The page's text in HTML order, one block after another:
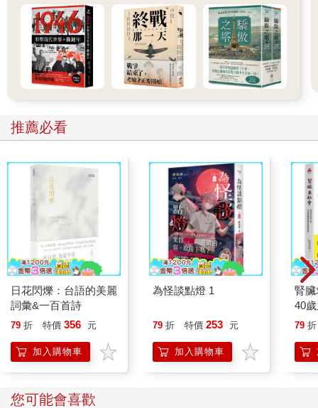
我的筷子夾起碗中冒著熱氣的粄條，南臺灣的粄條也被稱為面帕
粄，正如字面意思，麵條如「面帕」（mièn-pà，手帕）般薄。一
直以來面對窮困與流浪的客家人不得不在生活條件嚴峻的地區生
活，職是之故鮮少有機會品嘗生鮮食品，從屢遭饑饉與戰亂的經
驗中，客家社會學習到有必要儲備能長期保存的食材，因此發展
出許多像粄條這樣的加工食品。
小吃店的電視正在播放「世界棒球經典賽」，但店內充滿常客們
的客語交談，甚至淹沒了中文的實況轉播聲音。以高雄市美濃區
為中心，棒球在南部客家人之間屬於人氣運動，至今為止也出現
老闆問我，接下來打算去哪裡？
「我打算往三地門方向去。」我邊向老闆遞過已變成赤褐色的五
十元硬幣邊回答。老闆擦著額頭上的汗珠，迅速回應道：「汽
油，記得加滿。因為番仔的山上吶，沒什麼可加油的地方。」
番仔（huan-á）。
這個意味著原住民的臺語，大概也包含著人種歧視的意義。當
然，客語中也有同樣的詞彙。
假黎（gǎ lǐ）。
對一直夾在閩南人與原住民之間生存的客家人而言，假黎仔是非
常貼近自身生活的。
婆〉中，描繪得知自己最喜歡的祖母是排灣族時的震驚。
鍾理和生於日本統治時代的阿緱廳阿里港支廳（現在的屏東縣高
接。面向屏東平原、海拔超過兩千公尺的山脈綿延不絕，三地門
推薦必看
日花閃爍：台語的美麗
詞彙&一百首詩
79 折 特價 356 元
加入購物車
為怪談點燈 1
79 折 特價 253 元
加入購物車
腎
40
就
79 折
您可能會喜歡